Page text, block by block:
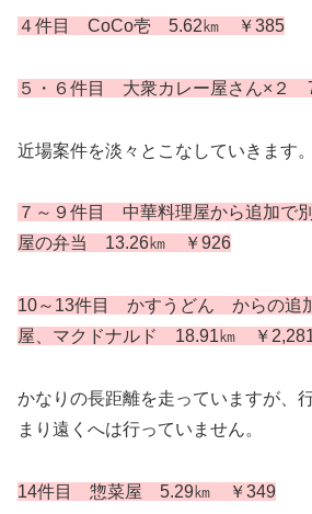
４件目 CoCo壱 5.62㎞ ￥385
５・６件目 大衆カレー屋さん×２
近場案件を淡々とこなしていきます。
７ ～ ９件目 中華料理屋から追加で
屋の弁当 13.26㎞ ￥926
10～13件目 かすうどん からの追
屋、マクドナルド 18.91㎞ ￥
かなりの長距離を走っていますが、
まり遠くへは行っていません。
14件目 惣菜屋 5.29㎞ ￥349